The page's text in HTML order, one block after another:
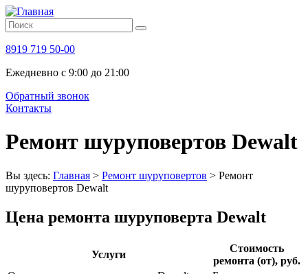
8919 719 50-00
Ежедневно с 9:00 до 21:00
Обратный звонок
Контакты
Ремонт шуруповертов Dewalt
Вы здесь: Главная > Ремонт шуруповертов > Ремонт
шуруповертов Dewalt
Цена ремонта шуруповерта Dewalt
Услуги
Стоимость
ремонта (от), руб.